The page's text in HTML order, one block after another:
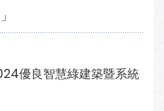
優良智慧綠建築暨系統